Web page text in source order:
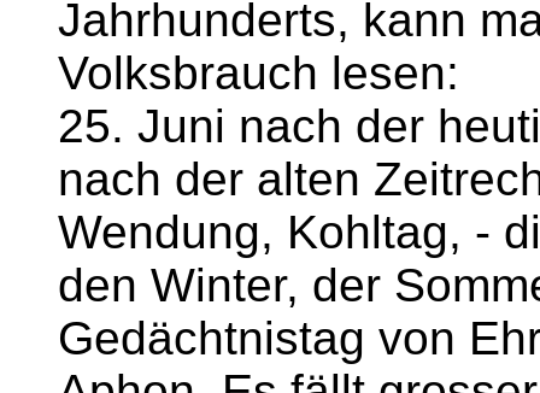
Jahrhunderts, kann
Volksbrauch lesen:
25. Juni nach der
nach der alten
Wendung, Kohltag, -
den Winter, der
Gedächtnistag von